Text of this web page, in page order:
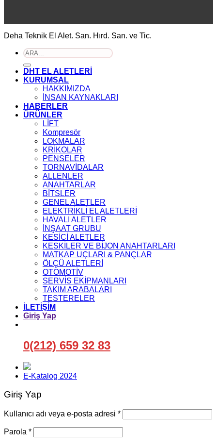
Deha Teknik El Alet. San. Hırd. San. ve Tic.
Ara:
DHT EL ALETLERİ
KURUMSAL
HAKKIMIZDA
İNSAN KAYNAKLARI
HABERLER
ÜRÜNLER
LİFT
Kompresör
LOKMALAR
KRİKOLAR
PENSELER
TORNAVİDALAR
ALLENLER
ANAHTARLAR
BİTSLER
GENEL ALETLER
ELEKTRİKLİ EL ALETLERİ
HAVALI ALETLER
İNŞAAT GRUBU
KESİCİ ALETLER
KESKİLER VE BİJON ANAHTARLARI
MATKAP UÇLARI & PANÇLAR
ÖLÇÜ ALETLERİ
OTOMOTİV
SERVİS EKİPMANLARI
TAKIM ARABALARI
TESTERELER
İLETİŞİM
Giriş Yap
0(212) 659 32 83
E-Katalog 2024
Giriş Yap
Kullanıcı adı veya e-posta adresi *Gerekli
Parola *Gerekli